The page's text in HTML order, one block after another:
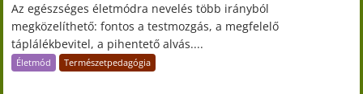
Az egészséges életmódra nevelés több irányból
megközelíthető: fontos a testmozgás, a megfelelő
táplálékbevitel, a pihentető alvás....
Életmód Természetpedagógia